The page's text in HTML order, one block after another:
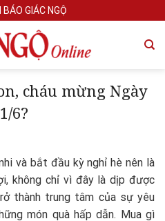
GIÁC NGỘ
cháu mừng Ngày
6?
và bắt đầu kỳ nghỉ hè nên là
không chỉ vì đây là dịp được
thành trung tâm của sự yêu
món quà hấp dẫn. Mua gì